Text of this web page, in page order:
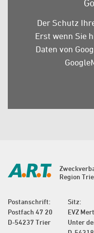
Der Schutz
Erst wenn Sie
Daten von
Region
Postanschrift:
Postfach 47 20
D-54237 Trier
Sitz:
EVZ
Unter